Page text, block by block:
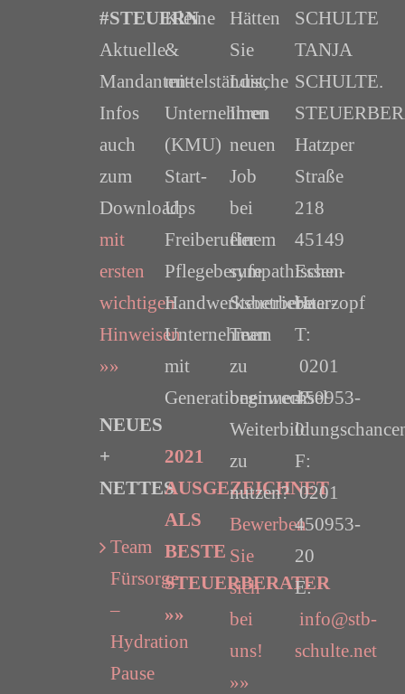
#STEUERN
Aktuelle
Mandanten-
Infos
auch
zum
Download
mit
ersten
wichtigen
Hinweisen
»»
NEUES
+
NETTES
Team
Fürsorge
–
Hydration
Pause
Kleine
&
mittelständische
Unternehmen
(KMU)
Start-
Ups
Freiberufler
Pflegeberufe
Handwerksbetriebe
Unternehmen
mit
Generationenwechsel
2021
AUSGEZEICHNET
ALS
BESTE
STEUERBERATER
»»
Hätten
Sie
Lust,
Ihren
neuen
Job
bei
einem
sympathischen
Steuerberater-
Team
zu
beginnen?
zu
nutzen?
Bewerben
Sie
sich
bei
uns!
»»
SCHULTE
TANJA
SCHULTE.
Hatzper
Straße
218
45149
Essen-
Haarzopf
T:
0201
450953-
0
F:
0201
450953-
20
E:
info@stb-
schulte.net